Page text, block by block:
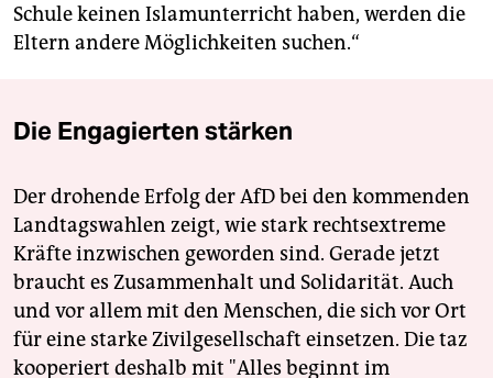
Schule keinen Islamunterricht haben, werden die
Eltern andere Möglichkeiten suchen.“
Die Engagierten stärken
Der drohende Erfolg der AfD bei den kommenden
Landtagswahlen zeigt, wie stark rechtsextreme
Kräfte inzwischen geworden sind. Gerade jetzt
braucht es Zusammenhalt und Solidarität. Auch
und vor allem mit den Menschen, die sich vor Ort
für eine starke Zivilgesellschaft einsetzen. Die taz
kooperiert deshalb mit "Alles beginnt im